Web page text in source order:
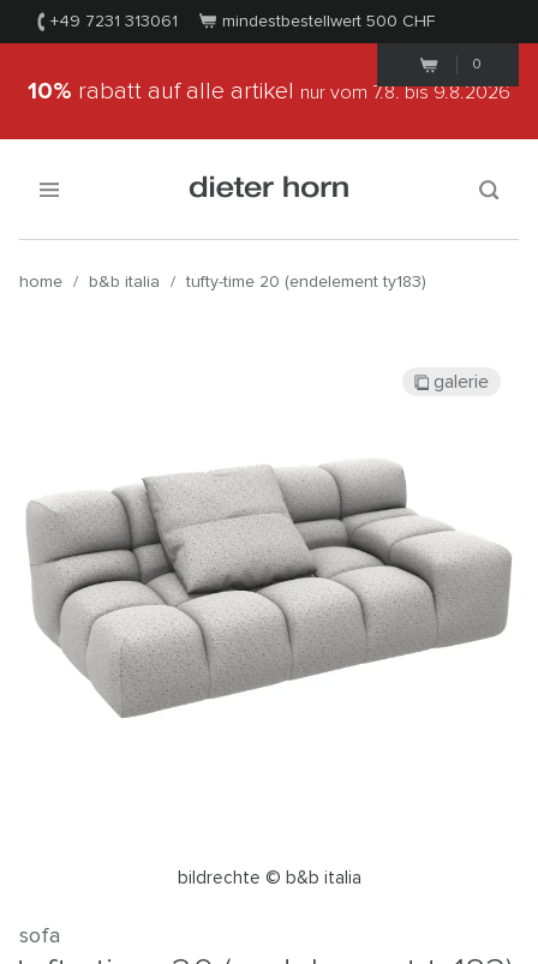
+49 7231 313061 mindestbestellwert 500 CHF
0
10% rabatt auf alle artikel nur vom 7.8.bis 9.8.2026
home / b&b italia / tufty-time 20 (endelement ty183)
bildrechte © b&b italia
galerie
sofa